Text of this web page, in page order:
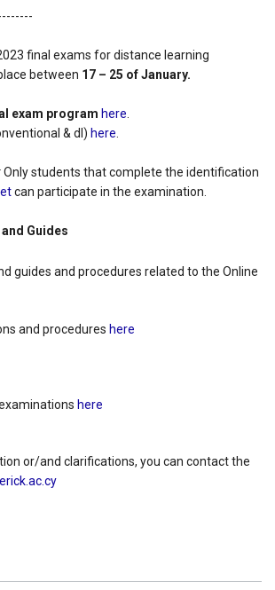
final exams for distance learning
between 17 – 25 of January.
exam program here
& dl) here
Only students that complete the identification
can participate in the examination.
Guides
guides and procedures related to the Online
and procedures here
here
or/and clarifications, you can contact the